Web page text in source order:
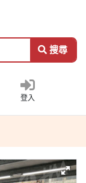
搜尋
登入